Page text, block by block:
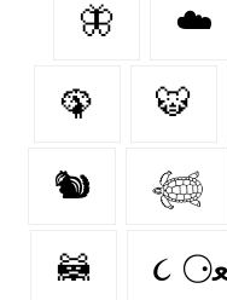
🦋 ☁️
🦚 🐯
🐿️ 𓆉
🦝